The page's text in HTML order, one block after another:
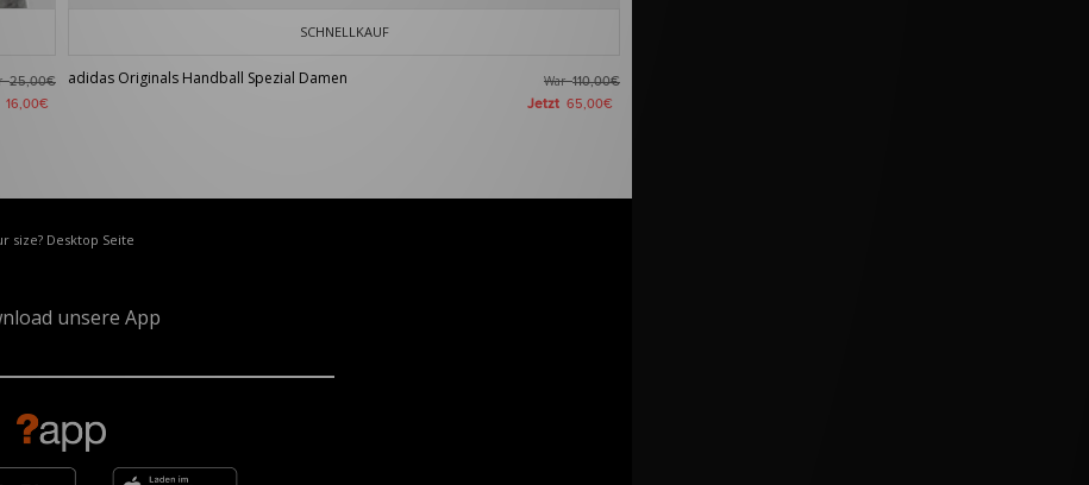
25,00€
16,00€
SCHNELLKAUF
adidas Originals Handball Spezial Damen War110,00€
Jetzt 65,00€
size? Desktop Seite
unsere App